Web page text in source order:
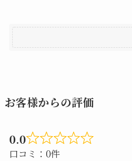
お客様からの評価
0.0
Rated
口コミ：0件